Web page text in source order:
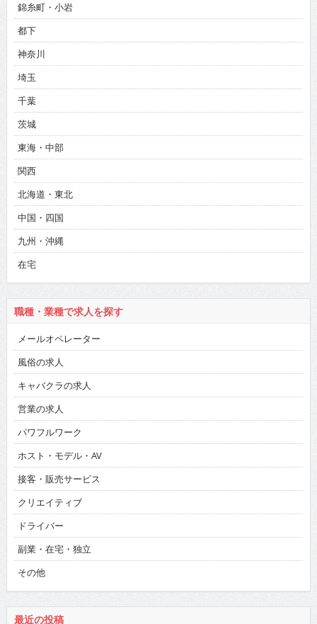
錦糸町・小岩
都下
神奈川
埼玉
千葉
茨城
東海・中部
関西
北海道・東北
中国・四国
九州・沖縄
在宅
職種・業種で求人を探す
メールオペレーター
風俗の求人
キャバクラの求人
営業の求人
パワフルワーク
ホスト・モデル・AV
接客・販売サービス
クリエイティブ
ドライバー
副業・在宅・独立
その他
最近の投稿